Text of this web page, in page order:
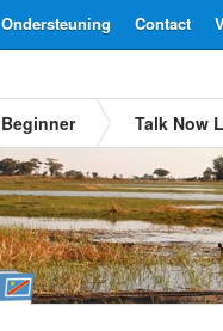
Contact
Ondersteuning
Beginner Talk Now